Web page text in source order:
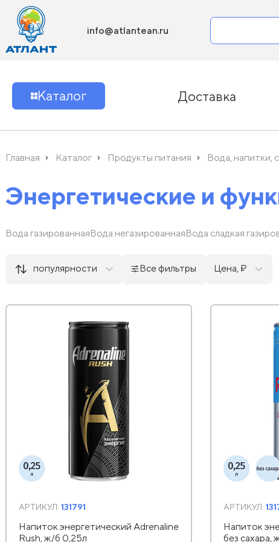
info@atlantean.ru
Каталог Доставка
Главная Каталог Продукты питания Вода, напитки,
Энергетические и
Вода газированнаяВода негазированнаяВода сладкая
популярности Все фильтры Цена, ₽
АРТИКУЛ: 131791
Напиток энергетический Adrenaline
Rush, ж/б 0,25л
АРТИКУЛ:
Напиток
без сахара,